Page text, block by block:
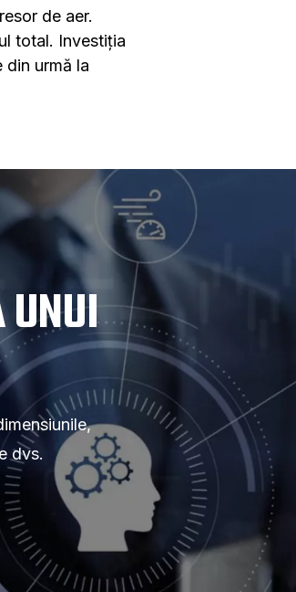
de aer.
total. Investiția
urmă la
dvs.